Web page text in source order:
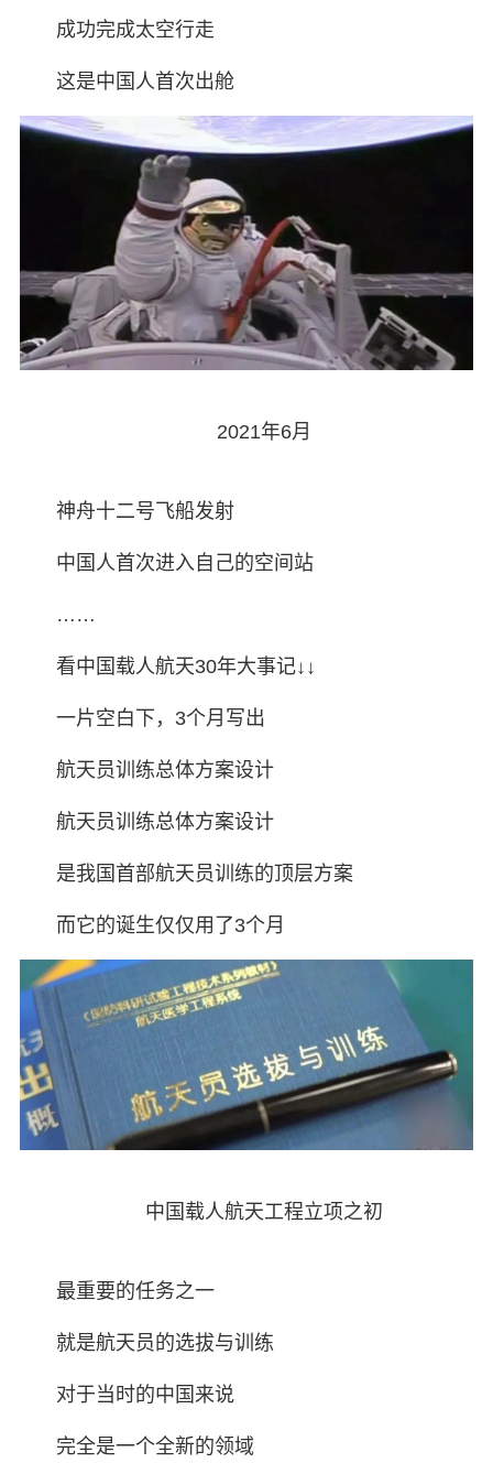
成功完成太空行走
这是中国人首次出舱
2021年6月
神舟十二号飞船发射
中国人首次进入自己的空间站
……
看中国载人航天30年大事记↓↓
一片空白下，3个月写出
航天员训练总体方案设计
航天员训练总体方案设计
是我国首部航天员训练的顶层方案
而它的诞生仅仅用了3个月
中国载人航天工程立项之初
最重要的任务之一
就是航天员的选拔与训练
对于当时的中国来说
完全是一个全新的领域